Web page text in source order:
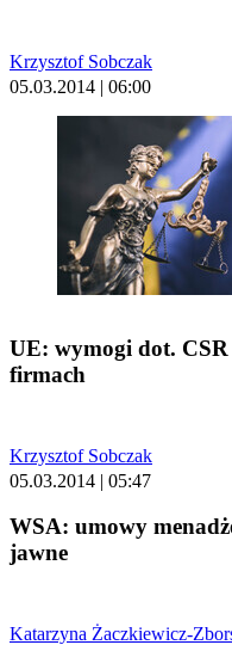
Krzysztof Sobczak
05.03.2014 | 06:00
UE: wymogi dot.
firmach
Krzysztof Sobczak
05.03.2014 | 05:47
WSA: umowy
jawne
Katarzyna Żaczkiewicz-